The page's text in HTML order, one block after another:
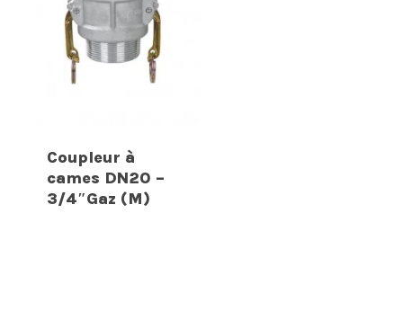
Coupleur à
cames DN20 –
3/4″Gaz (M)